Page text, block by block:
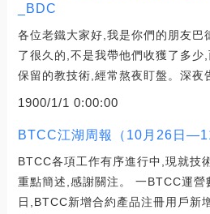
_BDC
各位老鐵大家好,我是你們的朋友巴
了很久的,不是我帶他們收獲了多少
保留的教技術,經常熬夜盯盤。深夜
1900/1/1 0:00:00
BTCC江湖周報（10月26日
BTCC各項工作有序進行中,現就技
重點簡述,感謝關注。 一BTCC運
日,BTCC新增合約產品注冊用戶新